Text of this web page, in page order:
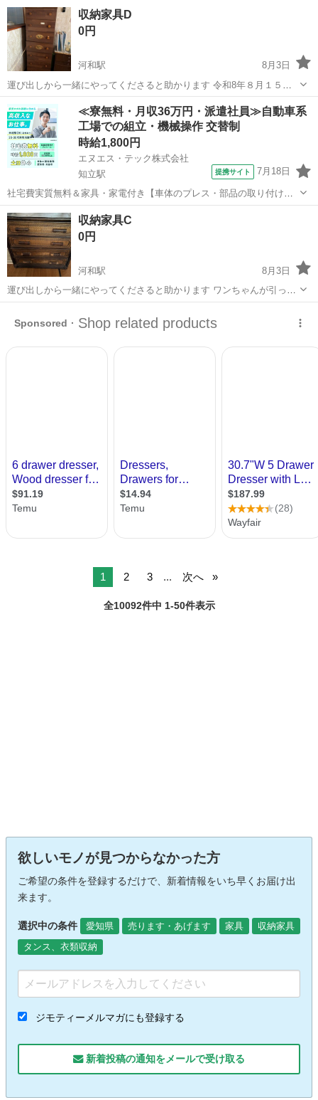
愛知 春日井市 高蔵寺駅
収納家具D
0円
河和駅
8月3日
運び出しから一緒にやってくださると助かります 令和8年８月１５日
10時半～12時半頃 愛知県知多郡南知多町までお越しいただける方 ガ
レッジセール開催します 他にも0円出品たくさんあります。 大型家具
家電 家の中のもの全...
河和駅 収納家具 乗用車
≪寮無料・月収36万円・派遣社員≫自動車系
工場での組立・機械操作 交替制
時給1,800円
エヌエス・テック株式会社
知立駅
提携サイト 7月18日
社宅費実質無料＆家具・家電付き【車体のプレス・部品の取り付け・
塗装・検査】未経験でも時給1,800円 車体のプレス・部品の取り付
け・塗装・検査 車体のプレス・部品の取り付け・塗装・検査など、各
工程に分かれて作業を担当します...
愛知 刈谷市 知立駅
収納家具C
0円
河和駅
8月3日
運び出しから一緒にやってくださると助かります ワンちゃんが引っ掻
いたあとがあります。 令和8年８月１５日10時半～12時半頃 愛知県知
多郡南知多町までお越しいただける方 ガレッジセール開催します 他に
1 2 3 ... 次へ
全10092件中 1-50件表示
欲しいモノが見つからなかった方
ご希望の条件を登録するだけで、新着情報をいち早くお届け出
来ます。
選択中の条件 愛知県 売ります・あげます 家具
収納家具
タンス、衣類収納
ジモティーメルマガにも登録する
新着投稿の通知をメールで受け取る